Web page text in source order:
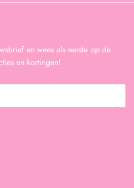
en wees als eerste op de
en kortingen!